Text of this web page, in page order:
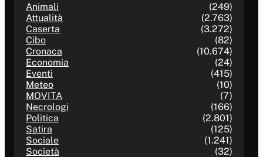
Animali
(249)
Attualità
(2.763)
Caserta
(3.272)
Cibo
(82)
Cronaca
(10.674)
Economia
(24)
Eventi
(415)
Meteo
(10)
MOVITA
(7)
Necrologi
(166)
Politica
(2.801)
Satira
(125)
Sociale
(1.241)
Società
(32)